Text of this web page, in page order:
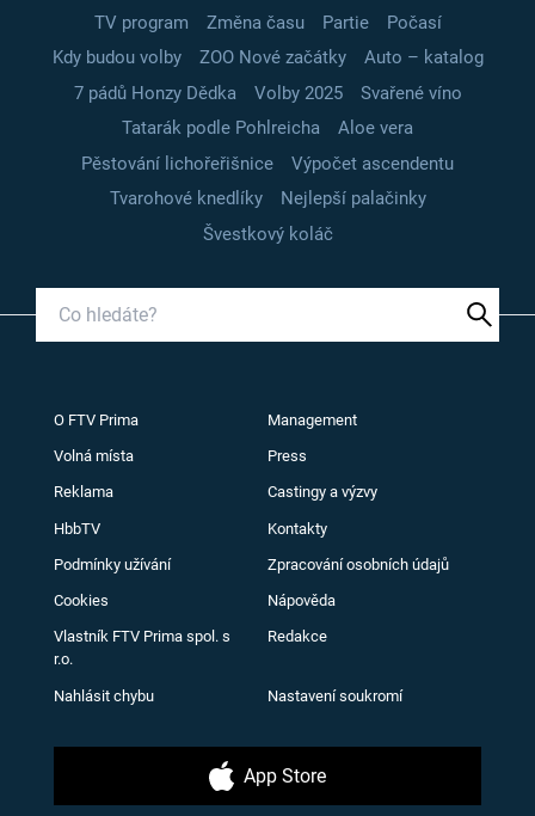
TV program
Změna času Partie
Počasí
Kdy budou volby
ZOO Nové začátky
Auto – katalog
7 pádů Honzy Dědka
Volby 2025
Svařené víno
Tatarák podle Pohlreicha
Aloe vera
Pěstování lichořeřišnice
Výpočet ascendentu
Tvarohové knedlíky
Nejlepší palačinky
Švestkový koláč
O FTV Prima Management
Volná místa Press
Reklama Castingy a výzvy
HbbTV Kontakty
Podmínky užívání Zpracování osobních údajů
Cookies Nápověda
Vlastník FTV Prima spol. s
r.o.
Redakce
Nahlásit chybu Nastavení soukromí
App Store